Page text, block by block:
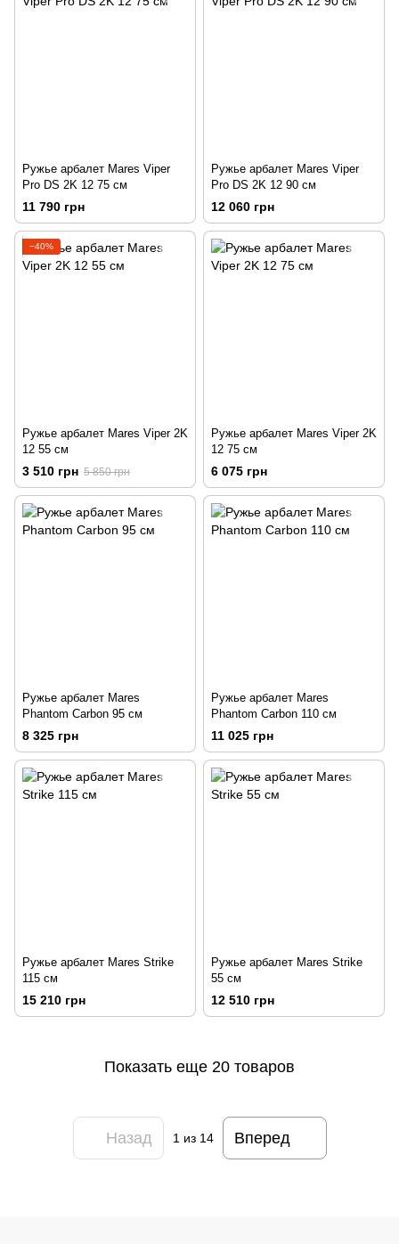
Ружье арбалет Mares Viper
Pro DS 2K 12 75 см
11 790 грн
Ружье арбалет Mares Viper
Pro DS 2K 12 90 см
12 060 грн
−40%
Ружье арбалет Mares Viper 2K
12 55 см
3 510 грн 5 850 грн
Ружье арбалет Mares Viper 2K
12 75 см
6 075 грн
Ружье арбалет Mares
Phantom Carbon 95 см
8 325 грн
Ружье арбалет Mares
Phantom Carbon 110 см
11 025 грн
Ружье арбалет Mares Strike
115 см
15 210 грн
Ружье арбалет Mares Strike
55 см
12 510 грн
Показать еще 20 товаров
Назад 1из 14 Вперед